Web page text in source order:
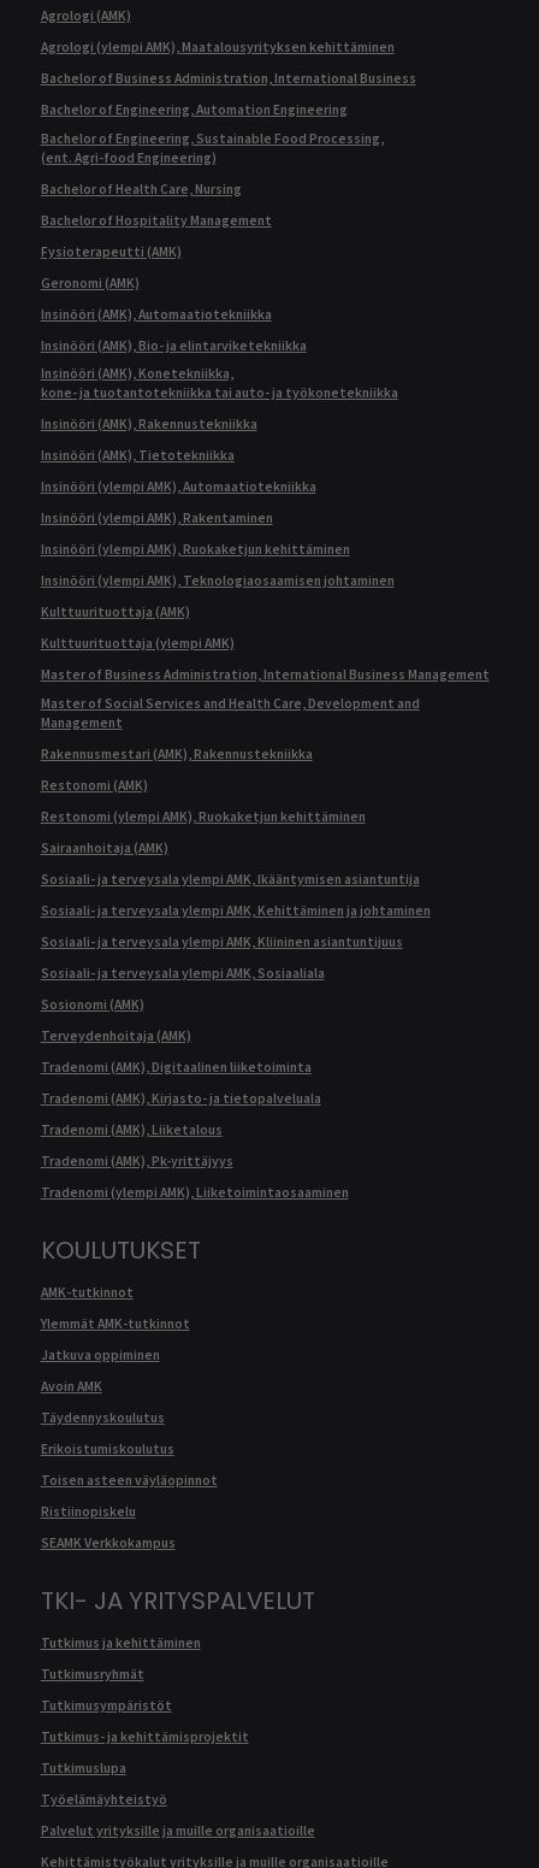
Agrologi (AMK)
Agrologi (ylempi AMK), Maatalousyrityksen kehittäminen
Bachelor of Business Administration, International Business
Bachelor of Engineering, Automation Engineering
Bachelor of Engineering, Sustainable Food Processing,
(ent. Agri-food Engineering)
Bachelor of Health Care, Nursing
Bachelor of Hospitality Management
Fysioterapeutti (AMK)
Geronomi (AMK)
Insinööri (AMK), Automaatiotekniikka
Insinööri (AMK), Bio- ja elintarviketekniikka
Insinööri (AMK), Konetekniikka,
kone- ja tuotantotekniikka tai auto- ja työkonetekniikka
Insinööri (AMK), Rakennustekniikka
Insinööri (AMK), Tietotekniikka
Insinööri (ylempi AMK), Automaatiotekniikka
Insinööri (ylempi AMK), Rakentaminen
Insinööri (ylempi AMK), Ruokaketjun kehittäminen
Insinööri (ylempi AMK), Teknologiaosaamisen johtaminen
Kulttuurituottaja (AMK)
Kulttuurituottaja (ylempi AMK)
Master of Business Administration, International Business Management
Master of Social Services and Health Care, Development and
Management
Rakennusmestari (AMK), Rakennustekniikka
Restonomi (AMK)
Restonomi (ylempi AMK), Ruokaketjun kehittäminen
Sairaanhoitaja (AMK)
Sosiaali- ja terveysala ylempi AMK, Ikääntymisen asiantuntija
Sosiaali- ja terveysala ylempi AMK, Kehittäminen ja johtaminen
Sosiaali- ja terveysala ylempi AMK, Kliininen asiantuntijuus
Sosiaali- ja terveysala ylempi AMK, Sosiaaliala
Sosionomi (AMK)
Terveydenhoitaja (AMK)
Tradenomi (AMK), Digitaalinen liiketoiminta
Tradenomi (AMK), Kirjasto- ja tietopalveluala
Tradenomi (AMK), Liiketalous
Tradenomi (AMK), Pk-yrittäjyys
Tradenomi (ylempi AMK), Liiketoimintaosaaminen
KOULUTUKSET
AMK-tutkinnot
Ylemmät AMK-tutkinnot
Jatkuva oppiminen
Avoin AMK
Täydennyskoulutus
Erikoistumiskoulutus
Toisen asteen väyläopinnot
Ristiinopiskelu
SEAMK Verkkokampus
TKI- JA YRITYSPALVELUT
Tutkimus ja kehittäminen
Tutkimusryhmät
Tutkimusympäristöt
Tutkimus- ja kehittämisprojektit
Tutkimuslupa
Työelämäyhteistyö
Palvelut yrityksille ja muille organisaatioille
Kehittämistyökalut yrityksille ja muille organisaatioille